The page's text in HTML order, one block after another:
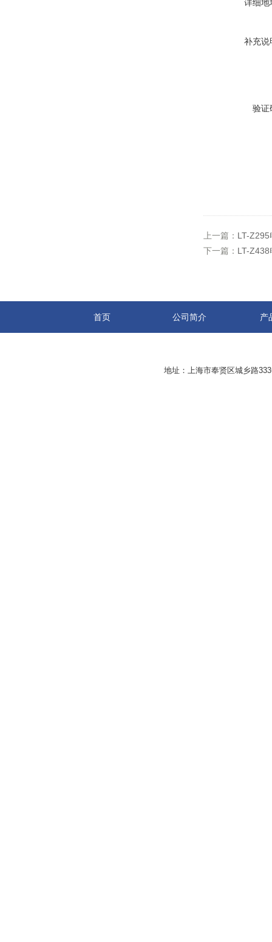
详细地
补充说
验证
上一篇： LT-
下一篇： LT-
首页 公司简介 产
地址：上海市奉贤区城乡路